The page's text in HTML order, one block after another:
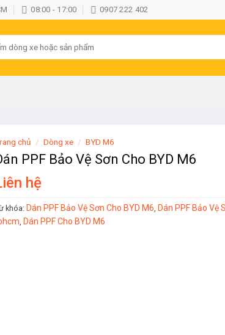
08:00 - 17:00 0907 222 402
chủ / Dòng xe / BYD M6
PPF Bảo Vệ Sơn Cho BYD M6
hệ
khóa: Dán PPF Bảo Vệ Sơn Cho BYD M6 Dán PPF Bảo Vệ
Dán PPF Cho BYD M6